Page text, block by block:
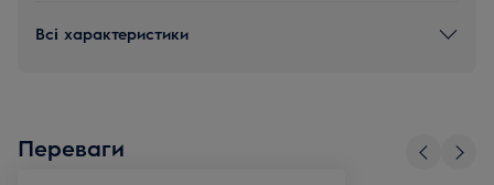
Всі характеристики
Переваги